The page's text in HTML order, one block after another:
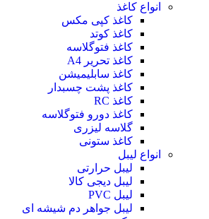
انواع کاغذ
کاغذ کپی مکس
کاغذ کوتد
کاغذ فتوگلاسه
کاغذ تحریر A4
کاغذ سابلیمیشن
کاغذ پشت چسبدار
کاغذ RC
کاغذ دورو فتوگلاسه
گلاسه لیزری
کاغذ ستونی
انواع لیبل
لیبل حرارتی
لیبل دیجی کالا
لیبل PVC
لیبل جواهر دم شیشه ای